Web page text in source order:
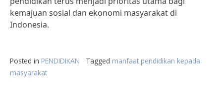
kemajuan sosial dan ekonomi masyarakat di
Indonesia.
Posted in PENDIDIKAN Tagged manfaat pendidikan kepada
masyarakat